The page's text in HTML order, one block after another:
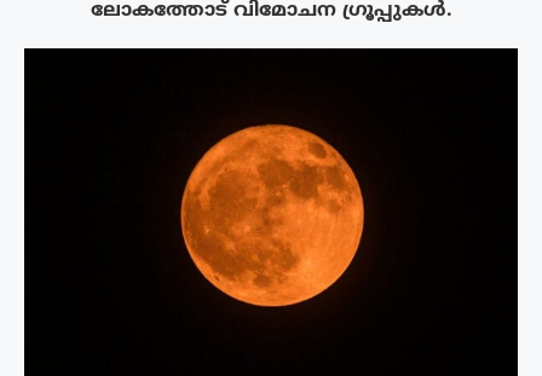
ലോകത്തോട് വിമോചന ഗ്രൂപ്പുകൾ.